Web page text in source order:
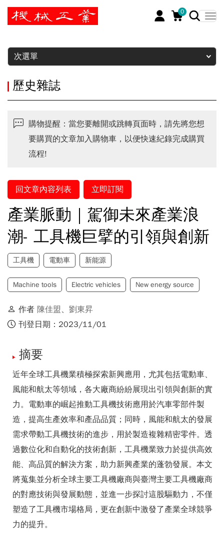
0
暫停
次選單
歷史雜誌
購物提醒：當您要離開或跳轉頁面時，請先將您想
要購買的文章加入購物車，以便快速紀錄完成購買
流程!
回文章內容列表 立即訂閱
產業脈動｜駕御未來產業浪
潮- 工具機巨擘的引領與創新
工具機 電動車 新能源
Machine tools Electric vehicles New energy source
作者 陳佳盟 、 劉東昇
刊登日期：2023/11/01
摘要
近年全球工具機業積極探索新興應用，尤其包括電動車、
風能和航太等領域，各大廠商紛紛展現出引領與創新的實
力。電動車的崛起推動工具機技術應用於汽車零部件製
造，提高生產效率和產品品質；同時，風能和航太的發展
需求帶動工具機技術的進步，用於製造複雜精密零件。透
過數位化和自動化的技術創新，工具機業致力於提供高效
能、高品質的解決方案，助力新興產業的蓬勃發展。本文
將蒐集並分析全球主要工具機廠商與臺灣主要工具機廠商
的對應技術與發展動態，並進一步探討這股驅動力，不僅
塑造了工具機市場格局，更在創新中激發了產業全球競爭
力的提升。